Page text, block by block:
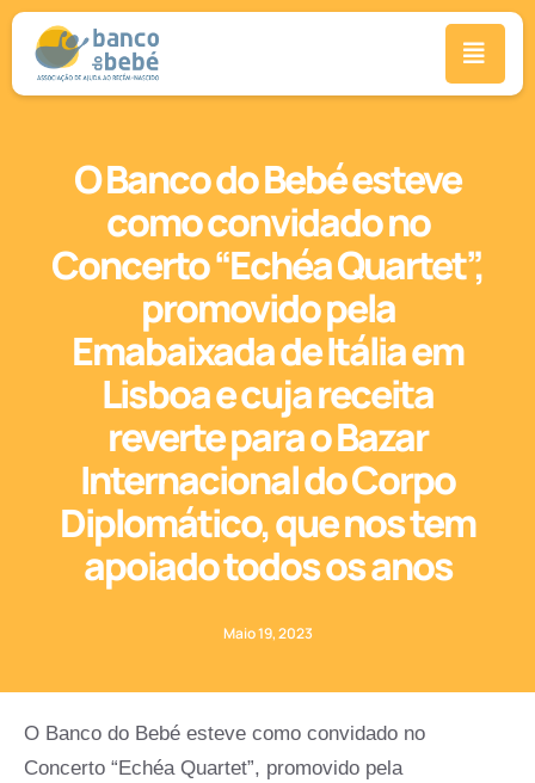
O Banco do Bebé esteve
como convidado no
Concerto “Echéa Quartet”,
promovido pela
Emabaixada de Itália em
Lisboa e cuja receita
reverte para o Bazar
Internacional do Corpo
Diplomático, que nos tem
apoiado todos os anos
Maio 19, 2023
O Banco do Bebé esteve como convidado no
Concerto “Echéa Quartet”, promovido pela